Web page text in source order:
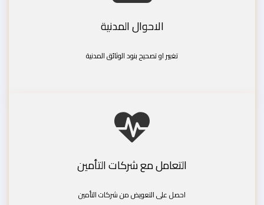
الاحوال المدنية
تغيير او تصحيح بنود الوثائق المدنية
التعامل مع شركات التأمين
احصل على التعويض من شركات التأمين